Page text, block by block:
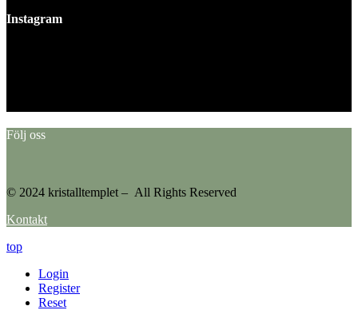
Instagram
Följ oss
© 2024 kristalltemplet – All Rights Reserved
Kontakt
top
Login
Register
Reset